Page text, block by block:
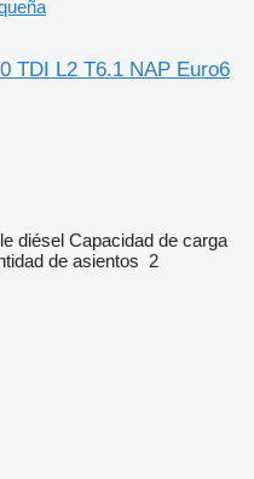
TDI L2 T6.1 NAP Euro6
diésel Capacidad de carga
de asientos 2